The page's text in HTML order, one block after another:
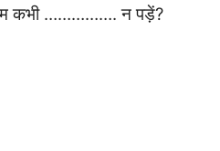
कभी ……………. न पड़ें?